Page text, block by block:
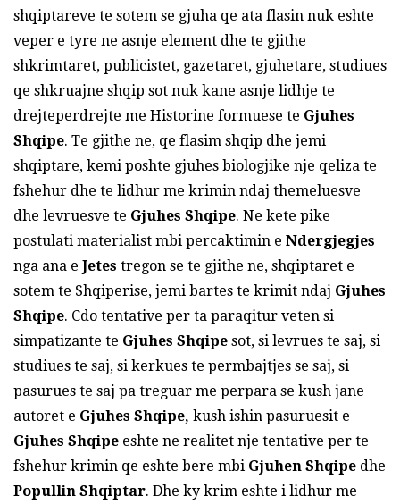
shqiptareve te sotem se gjuha qe ata flasin nuk eshte
veper e tyre ne asnje element dhe te gjithe
shkrimtaret, publicistet, gazetaret, gjuhetare, studiues
qe shkruajne shqip sot nuk kane asnje lidhje te
drejteperdrejte me Historine formuese te Gjuhes
Shqipe. Te gjithe ne, qe flasim shqip dhe jemi
shqiptare, kemi poshte gjuhes biologjike nje qeliza te
fshehur dhe te lidhur me krimin ndaj themeluesve
dhe levruesve te Gjuhes Shqipe. Ne kete pike
postulati materialist mbi percaktimin e Ndergjegjes
nga ana e Jetes tregon se te gjithe ne, shqiptaret e
sotem te Shqiperise, jemi bartes te krimit ndaj Gjuhes
Shqipe. Cdo tentative per ta paraqitur veten si
simpatizante te Gjuhes Shqipe sot, si levrues te saj, si
studiues te saj, si kerkues te permbajtjes se saj, si
pasurues te saj pa treguar me perpara se kush jane
autoret e Gjuhes Shqipe, kush ishin pasuruesit e
Gjuhes Shqipe eshte ne realitet nje tentative per te
fshehur krimin qe eshte bere mbi Gjuhen Shqipe dhe
Popullin Shqiptar. Dhe ky krim eshte i lidhur me